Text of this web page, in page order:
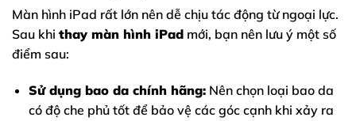
Màn hình iPad rất lớn nên dễ chịu tác động từ ngoại lực.
Sau khi thay màn hình iPad mới, bạn nên lưu ý một số
điểm sau:
Sử dụng bao da chính hãng:Nên chọn loại bao da
có độ che phủ tốt để bảo vệ các góc cạnh khi xảy ra